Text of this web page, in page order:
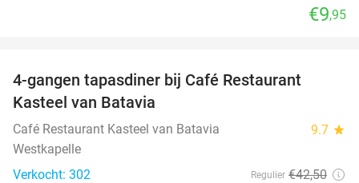
€9,95
4-gangen tapasdiner bij Café Restaurant
Kasteel van Batavia
Café Restaurant Kasteel van Batavia 9.7 star
Westkapelle
Verkocht: 302
Regulier €42,50